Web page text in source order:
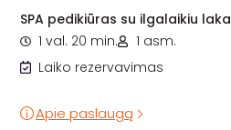
SPA pedikiūras su ilgalaikiu
1 val. 20 min.
1 asm.
Laiko rezervavimas
Apie paslaugą